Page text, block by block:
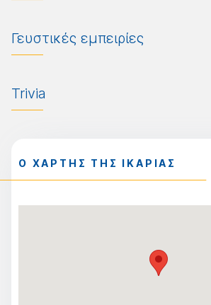
Γευστικές εμπειρίες
Trivia
Ο ΧΑΡΤΗΣ ΤΗΣ ΙΚΑΡΙΑΣ